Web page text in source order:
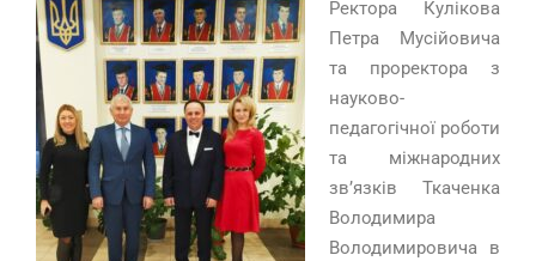
Ректора Кулікова
Петра Мусійовича
та проректора з
науково-
педагогічної роботи
та міжнародних
зв’язків Ткаченка
Володимира
Володимировича в